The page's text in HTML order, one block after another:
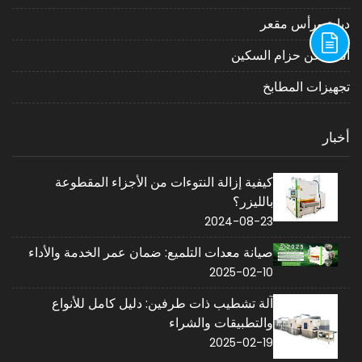
دبابة ورأس مقعر
آلة طحن حزام السكين
تجهيزات المطابخ
أخبار
كيفية إزالة النتوءات من الأجزاء المقطوعة
بالليزر؟
2024-08-23
صيانة معدات التلميع: ضمان عمر الخدمة والأداء
2025-02-10
آلة تشطيب ذات طرفين: دليل كامل للأنواع
والتطبيقات والشراء
2025-02-19